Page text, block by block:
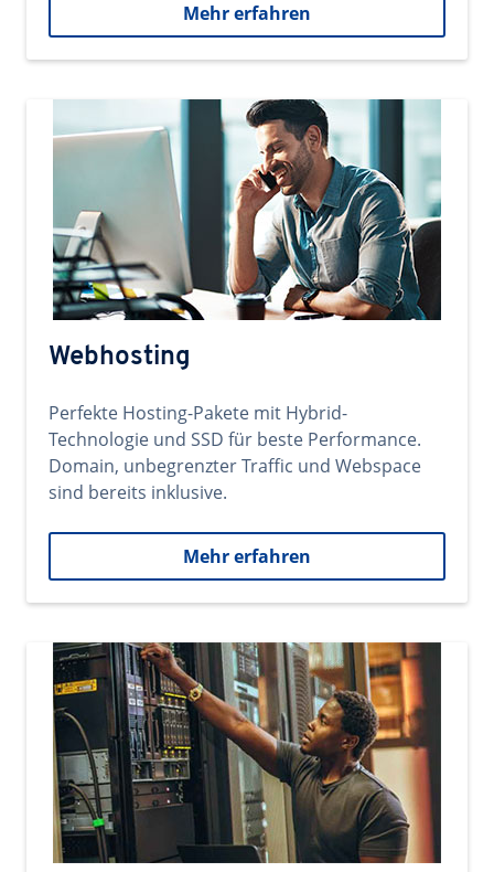
Mehr erfahren
Webhosting
Perfekte Hosting-Pakete mit Hybrid-
Technologie und SSD für beste Performance.
Domain, unbegrenzter Traffic und Webspace
sind bereits inklusive.
Mehr erfahren